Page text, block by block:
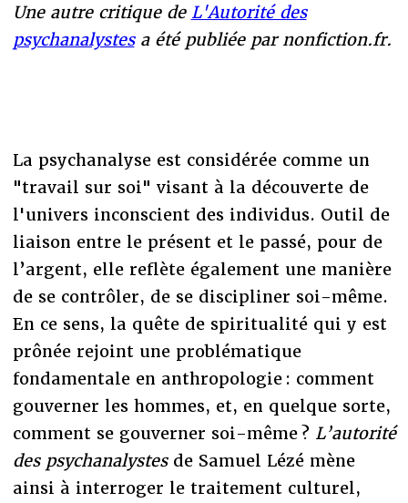
Une autre critique de L'Autorité des
psychanalystesa été publiée par nonfiction.fr.
La psychanalyse est considérée comme un
"travail sur soi" visant à la découverte de
l'univers inconscient des individus. Outil de
liaison entre le présent et le passé, pour de
l’argent, elle reflète également une manière
de se contrôler, de se discipliner soi-même.
En ce sens, la quête de spiritualité qui y est
prônée rejoint une problématique
fondamentale en anthropologie : comment
gouverner les hommes, et, en quelque sorte,
comment se gouverner soi-même ? L’autorité
des psychanalystesde Samuel Lézé mène
ainsi à interroger le traitement culturel,